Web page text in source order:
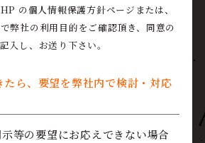
の個人情報保護方針ページまたは、
弊社の利用目的をご確認頂き、同意の
入し、お送り下さい。
ら、要望を弊社内で検討・対応
等の要望にお応えできない場合